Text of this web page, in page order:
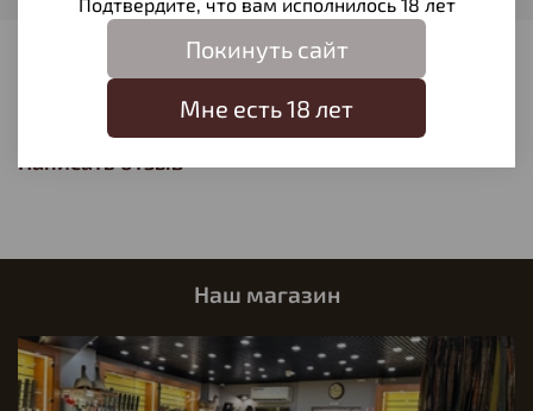
Отзывов еще никто не оставлял
Написать отзыв
Наш магазин
Покинуть сайт
Мне есть 18 лет